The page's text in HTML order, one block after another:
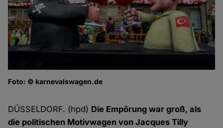
Foto: © karnevalswagen.de
DÜSSELDORF. (hpd) Die Empörung war groß, als
die politischen Motivwagen von Jacques Tilly